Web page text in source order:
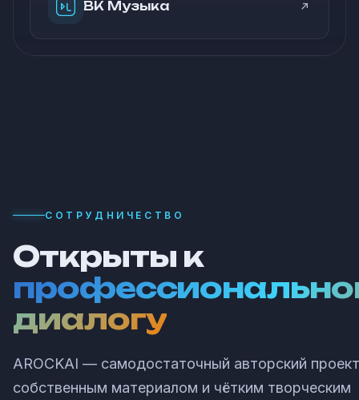
ВК Музыка
СОТРУДНИЧЕСТВО
Открыты к
диалогу
AROCKAI — самодостаточный авторский
собственным материалом и чётким творческим